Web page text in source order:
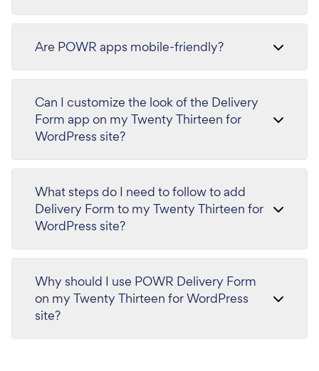
Are POWR apps mobile-friendly?
Can I customize the look of the Delivery
Form app on my Twenty Thirteen for
WordPress site?
What steps do I need to follow to add
Delivery Form to my Twenty Thirteen for
WordPress site?
Why should I use POWR Delivery Form
on my Twenty Thirteen for WordPress
site?